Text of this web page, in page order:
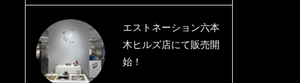
エストネーション六本
木ヒルズ店にて販売開
始！